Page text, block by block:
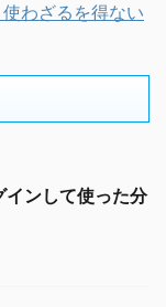
わざるを得ない
ンして使った分